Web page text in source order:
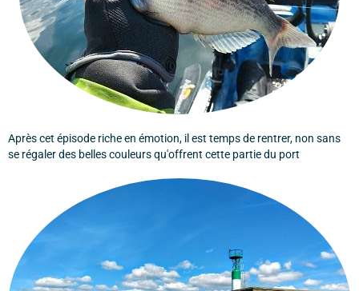
Après cet épisode riche en émotion, il est temps de rentrer, non sans
se régaler des belles couleurs qu'offrent cette partie du port